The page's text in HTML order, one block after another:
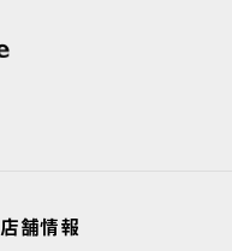
店舗情報